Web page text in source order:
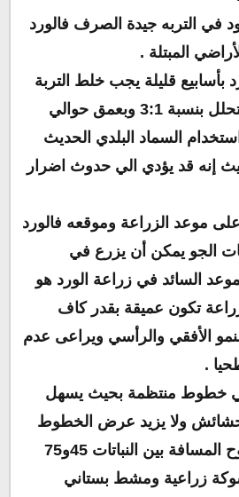
في التربه جيدة الصرف فالورد
المبتلة .
بأسابيع قليلة يجب خلط التربة
بسماد عضوي متحلل بنسبة 3:1 وبعمق حوالي
السماد البلدي الحديث
إنه قد يؤدي الي حدوث اضرار
على موعد الزراعة وموقعه فالورد
الجو يمكن أن يزرع في
السائد في زراعة الورد هو
تكون عميقة بقدر كاف
الأفقي والرأسي ويراعى عدم
.
في خطوط منتظمة بحيث يسهل
ولا يزيد عرض الخطوط
عن 1,5 م وتتراوح المسافة بين النباتات 45و75
زراعية ومشط بستاني